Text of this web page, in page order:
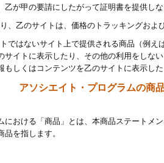
乙が甲の要請にしたがって証明書を提供し
、乙のサイトは、価格のトラッキングお
ではないサイト上で提供される商品（例
サイトに表示したり、その他の利用をしな
もしくはコンテンツを乙のサイトに表示し
アソシエイト・プログラムの商
における「商品」とは、本商品ステートメ
を指します。